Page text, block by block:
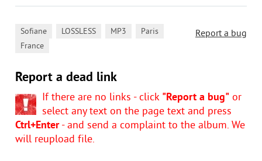
Report a bug
Sofiane LOSSLESS MP3 Paris
France
Report a dead link
If there are no links - click "Report a bug" or
select any text on the page text and press
Ctrl+Enter- and send a complaint to the album. We
will reupload file.